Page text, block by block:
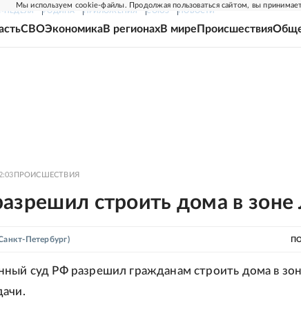
Мы используем cookie-файлы. Продолжая пользоваться сайтом, вы
НЕДЕЛЯ РОДИНА ПРИЛОЖЕНИЯ СОЮЗ НОВОСТИ
СВОЭкономикаВ регионахВ мире Происшествия
ПРОИСШЕСТВИЯ
строить дома в
Петербург)
суд РФ разрешил гражданам строить дома в